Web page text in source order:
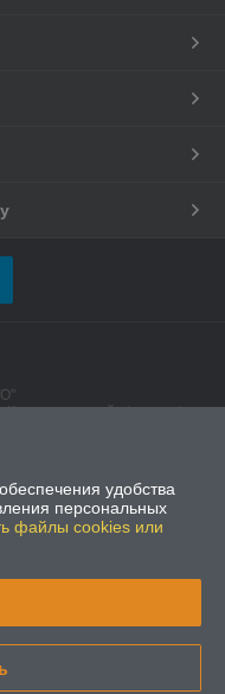
с/с, р-н а/г
района
Минский р-н,
удобства
персональных
файлы cookies или